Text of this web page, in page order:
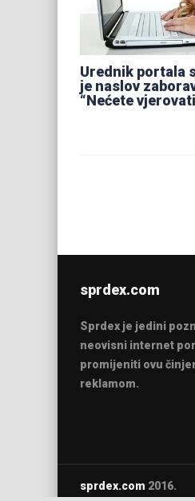
Urednik portala
je naslov
“Nećete
sprdex.com
Sprdex je jedini
neovisni internet
promijeniti ovu
reklamom.
sprdex.com 2016.